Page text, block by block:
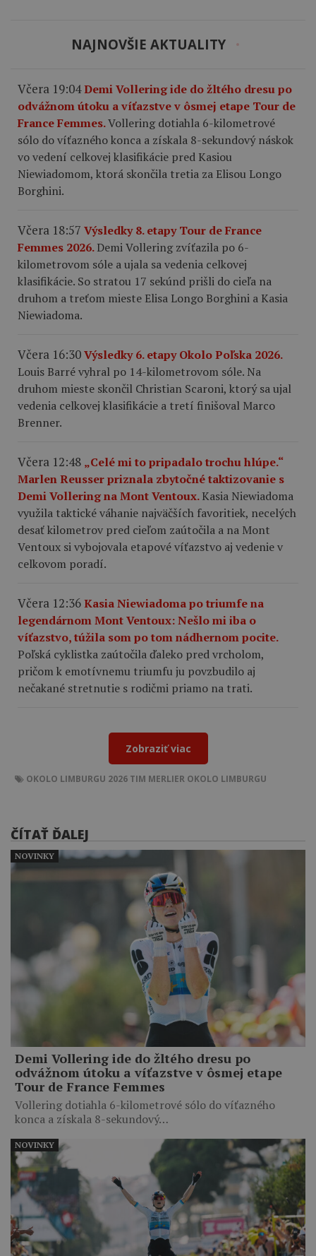
NAJNOVŠIE AKTUALITY
Včera 19:04Demi Vollering ide do žltého dresu po
odvážnom útoku a víťazstve v ôsmej etape Tour de
France Femmes.Vollering dotiahla 6-kilometrové
sólo do víťazného konca a získala 8-sekundový náskok
vo vedení celkovej klasifikácie pred Kasiou
Niewiadomom, ktorá skončila tretia za Elisou Longo
Borghini.
Včera 18:57 Výsledky 8. etapy Tour de France
Femmes 2026.Demi Vollering zvíťazila po 6-
kilometrovom sóle a ujala sa vedenia celkovej
klasifikácie. So stratou 17 sekúnd prišli do cieľa na
druhom a treťom mieste Elisa Longo Borghini a Kasia
Niewiadoma.
Včera 16:30Výsledky 6. etapy Okolo Poľska 2026.
Louis Barré vyhral po 14-kilometrovom sóle. Na
druhom mieste skončil Christian Scaroni, ktorý sa ujal
vedenia celkovej klasifikácie a tretí finišoval Marco
Brenner.
Včera 12:48 „Celé mi to pripadalo trochu hlúpe.“
Marlen Reusser priznala zbytočné taktizovanie s
Demi Vollering na Mont Ventoux.Kasia Niewiadoma
využila taktické váhanie najväčších favoritiek, necelých
desať kilometrov pred cieľom zaútočila a na Mont
Ventoux si vybojovala etapové víťazstvo aj vedenie v
celkovom poradí.
Včera 12:36Kasia Niewiadoma po triumfe na
legendárnom Mont Ventoux: Nešlo mi iba o
víťazstvo, túžila som po tom nádhernom pocite.
Poľská cyklistka zaútočila ďaleko pred vrcholom,
pričom k emotívnemu triumfu ju povzbudilo aj
nečakané stretnutie s rodičmi priamo na trati.
Zobraziť viac
OKOLO LIMBURGU 2026 TIM MERLIER OKOLO LIMBURGU
ČÍTAŤ ĎALEJ
Demi Vollering ide do žltého dresu po
odvážnom útoku a víťazstve v ôsmej etape
Tour de France Femmes
Vollering dotiahla 6-kilometrové sólo do víťazného
konca a získala 8-sekundový…
NOVINKY
NOVINKY